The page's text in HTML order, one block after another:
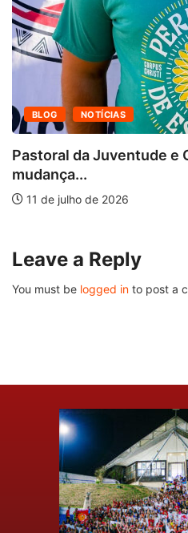
BLOG NOTÍCIAS
Pastoral da Juventude e
mudança...
11 de julho de 2026
Leave a Reply
You must be logged in to post a